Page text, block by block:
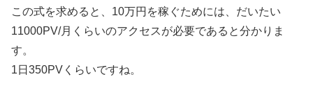
この式を求めると、10万円を稼ぐためには、だいたい
11000PV/月くらいのアクセスが必要であると分かりま
す。
1日350PVくらいですね。